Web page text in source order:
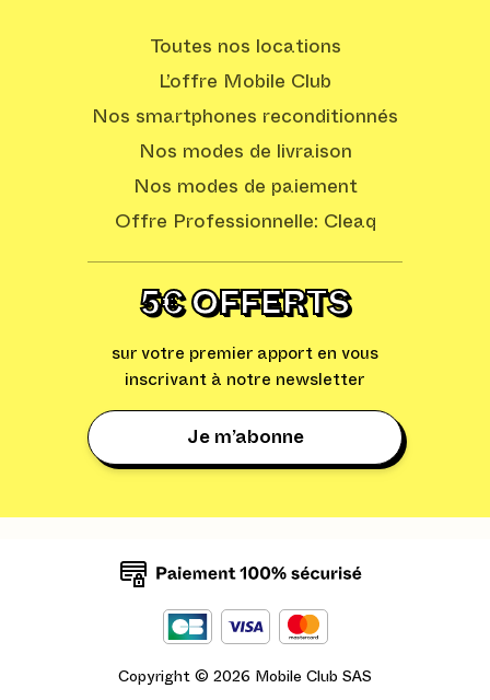
Toutes nos locations
L’offre Mobile Club
Nos smartphones reconditionnés
Nos modes de livraison
Nos modes de paiement
Offre Professionnelle: Cleaq
5€ OFFERTS
sur votre premier apport en vous
inscrivant à notre newsletter
Je m’abonne
Copyright © 2026 Mobile Club SAS